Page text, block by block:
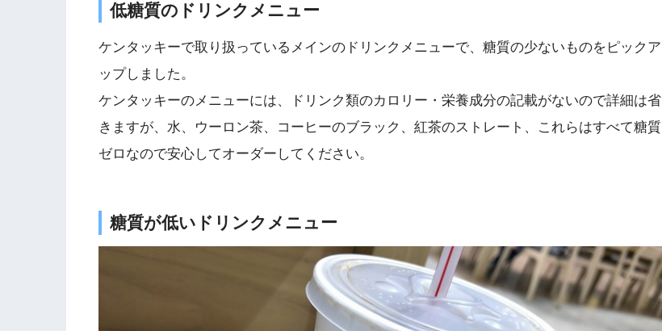
低糖質のドリンクメニュー
ケンタッキーで取り扱っているメインのドリンクメニューで、糖質の少ないものをピックア
ップしました。
ケンタッキーのメニューには、ドリンク類のカロリー・栄養成分の記載がないので詳細は省
きますが、水、ウーロン茶、コーヒーのブラック、紅茶のストレート、これらはすべて糖質
ゼロなので安心してオーダーしてください。
糖質が低いドリンクメニュー